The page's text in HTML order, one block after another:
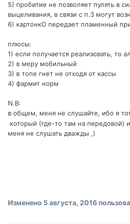
5) пробитие не позволяет пулять в
выцеливания, в связи с п.3 могут
6) картонкО передает пламенный
плюсы:
1) если получается реализовать, то
2) в меру мобильный
3) в топе гнет не отходя от кассы
4) фармит норм
N.B:
в общем, меня не слушайте, ибо я
который (где-то там на передовой)
меня не слушать дважды ,)
Изменено 5 августа, 2016